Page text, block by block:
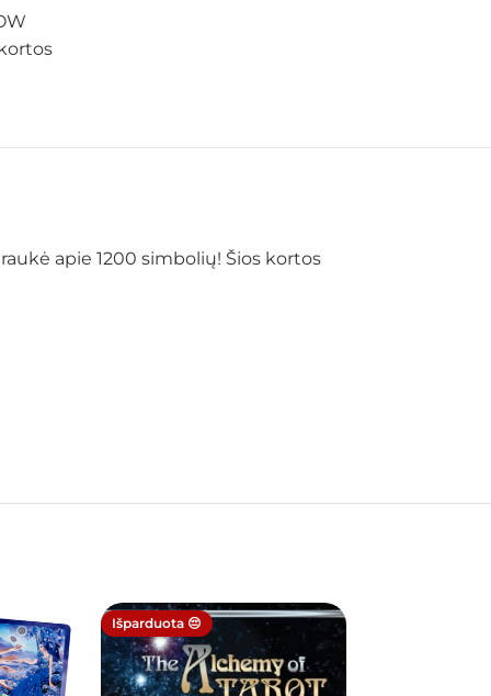
apie 1200 simbolių! Šios kortos
Išparduota 😔